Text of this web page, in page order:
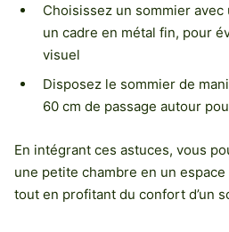
Choisissez un sommier
un cadre en métal fin, pour
visuel
Disposez le sommier de
60 cm de passage autour
En intégrant ces astuces, vous
une petite chambre en un
tout en profitant du confort d’un